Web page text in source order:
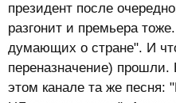
президент после
разгонит и премьера
думающих о стране". И
переназначение)
этом канале та же песня: